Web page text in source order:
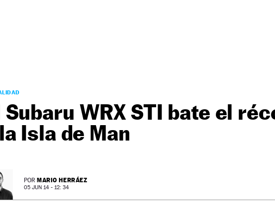
Subaru WRX STI bate el
Isla de Man
POR MARIO HERRÁEZ
05 JUN 14 - 12: 34